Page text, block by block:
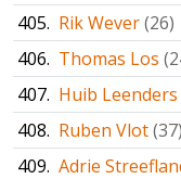
405. Rik Wever(26)
406. Thomas Los
407. Huib Leenders
408. Ruben Vlot(37)
409. Adrie